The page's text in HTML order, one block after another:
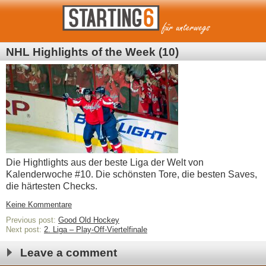
NHL Highlights of the Week (10)
Die Hightlights aus der beste Liga der Welt von
Kalenderwoche #10. Die schönsten Tore, die besten Saves,
die härtesten Checks.
Keine Kommentare
Previous post: Good Old Hockey
Next post: 2. Liga – Play-Off-Viertelfinale
Leave a comment